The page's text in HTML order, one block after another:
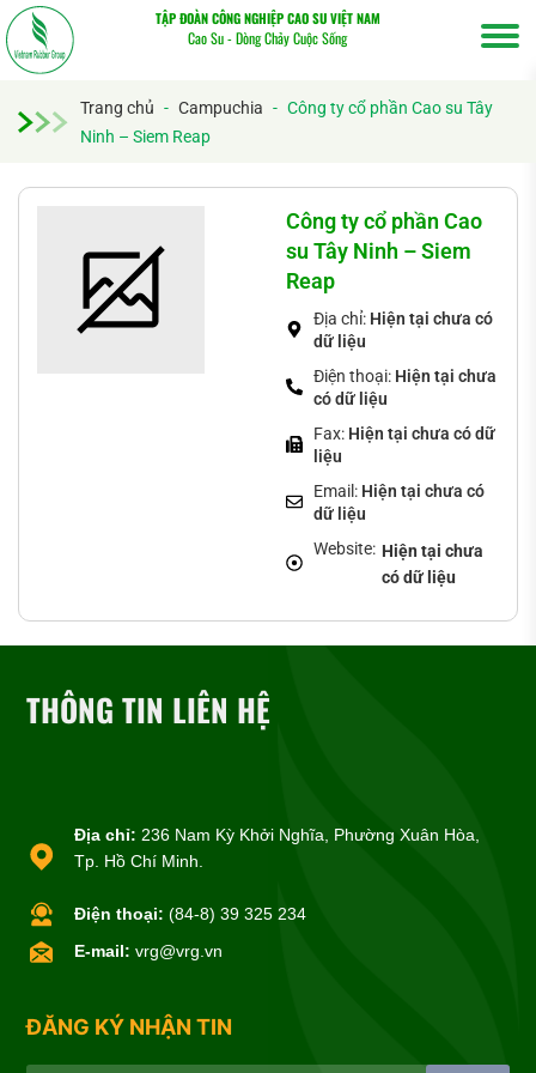
TẬP ĐOÀN CÔNG NGHIỆP CAO SU VIỆT NAM
Cao Su - Dòng Chảy Cuộc Sống
Trang chủ - Campuchia - Công ty cổ phần Cao su Tây
Ninh – Siem Reap
Công ty cổ phần Cao
su Tây Ninh – Siem
Reap
Địa chỉ: Hiện tại chưa có
dữ liệu
Điện thoại: Hiện tại chưa
có dữ liệu
Fax: Hiện tại chưa có dữ
liệu
Email: Hiện tại chưa có
dữ liệu
Website: Hiện tại chưa
có dữ liệu
THÔNG TIN LIÊN HỆ
Địa chỉ: 236 Nam Kỳ Khởi Nghĩa, Phường Xuân Hòa,
Tp. Hồ Chí Minh.
Điện thoại: (84-8) 39 325 234
E-mail: vrg@vrg.vn
ĐĂNG KÝ NHẬN TIN
kiếm...